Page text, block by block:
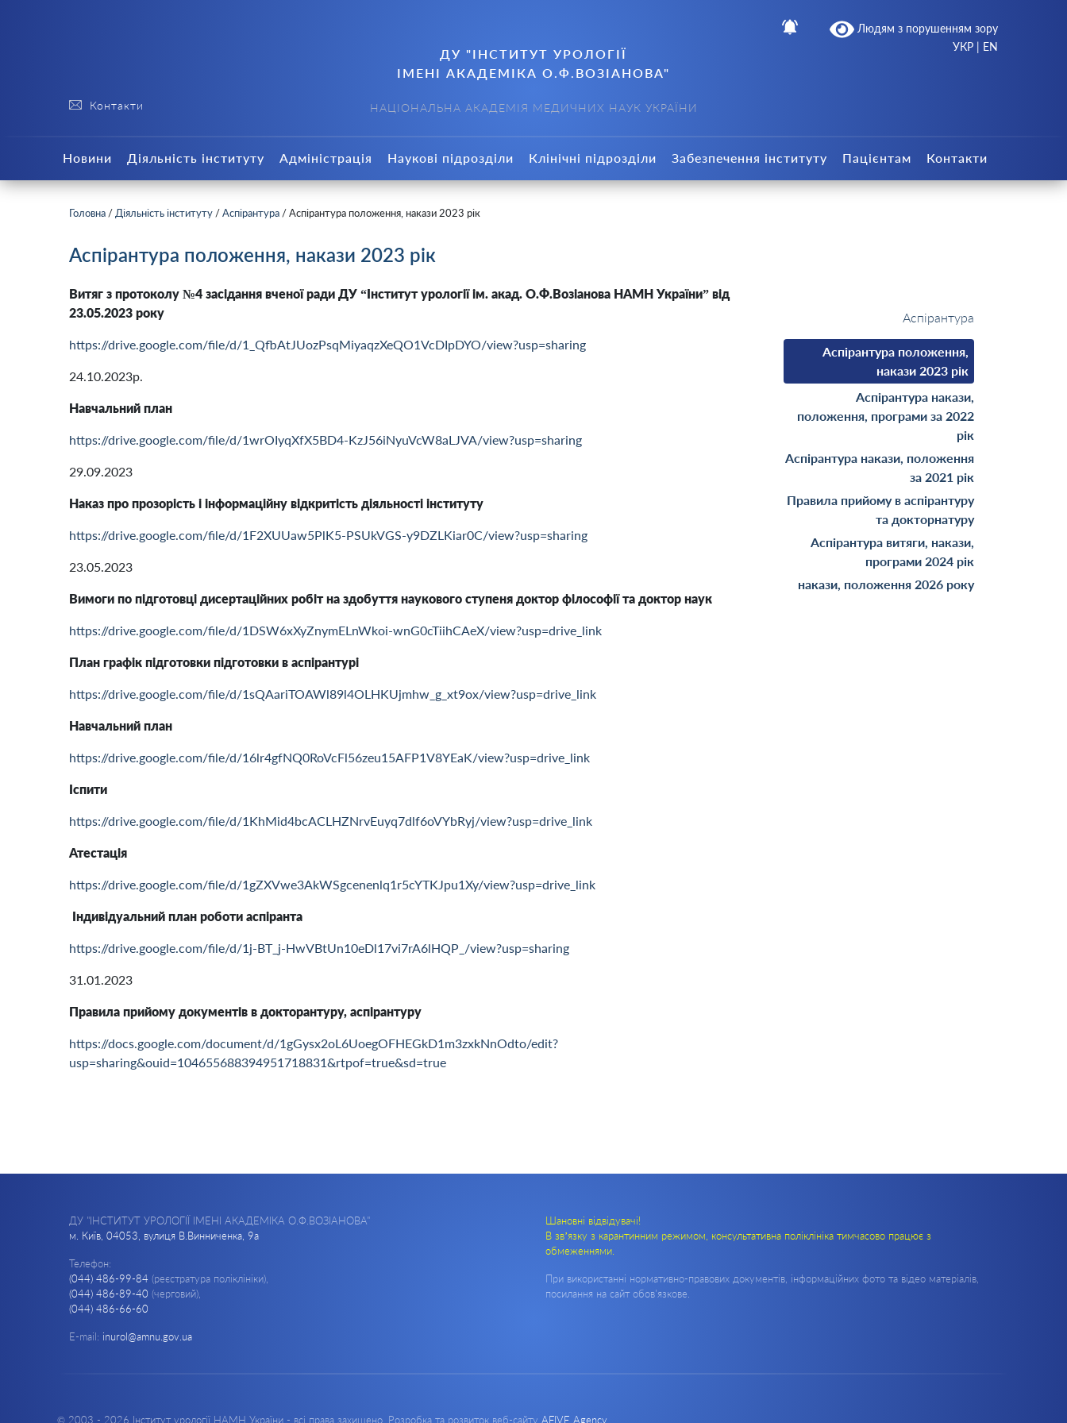
Людям з порушенням зору
Контакти
ДУ "ІНСТИТУТ УРОЛОГІЇ
ІМЕНІ АКАДЕМІКА О.Ф.ВОЗІАНОВА"
НАЦІОНАЛЬНА АКАДЕМІЯ МЕДИЧНИХ НАУК УКРАЇНИ
УКР | EN
Новини Діяльність інституту Адміністрація Наукові підрозділи Клінічні підрозділи Забезпечення інституту Пацієнтам Контакти
Головна / Діяльність інституту /Аспірантура /Аспірантура положення, накази 2023 рік
Аспірантура положення, накази 2023 рік
Витяг з протоколу №4 засідання вченої ради ДУ “Інститут урології ім. акад. О.Ф.Возіанова НАМН України” від
23.05.2023 року
https://drive.google.com/file/d/1_QfbAtJUozPsqMiyaqzXeQO1VcDIpDYO/view?usp=sharing
24.10.2023р.
Навчальний план
https://drive.google.com/file/d/1wrOIyqXfX5BD4-KzJ56iNyuVcW8aLJVA/view?usp=sharing
29.09.2023
Наказ про прозорість і інформаційну відкритість діяльності інституту
https://drive.google.com/file/d/1F2XUUaw5PlK5-PSUkVGS-y9DZLKiar0C/view?usp=sharing
23.05.2023
Вимоги по підготовці дисертаційних робіт на здобуття наукового ступеня доктор філософії та доктор наук
https://drive.google.com/file/d/1DSW6xXyZnymELnWkoi-wnG0cTiihCAeX/view?usp=drive_link
План графік підготовки підготовки в аспірантурі
https://drive.google.com/file/d/1sQAariTOAWl89l4OLHKUjmhw_g_xt9ox/view?usp=drive_link
Навчальний план
https://drive.google.com/file/d/16lr4gfNQ0RoVcFl56zeu15AFP1V8YEaK/view?usp=drive_link
Іспити
https://drive.google.com/file/d/1KhMid4bcACLHZNrvEuyq7dlf6oVYbRyj/view?usp=drive_link
Атестація
https://drive.google.com/file/d/1gZXVwe3AkWSgcenenlq1r5cYTKJpu1Xy/view?usp=drive_link
Індивідуальний план роботи аспіранта
https://drive.google.com/file/d/1j-BT_j-HwVBtUn10eDl17vi7rA6lHQP_/view?usp=sharing
31.01.2023
Правила прийому документів в докторантуру, аспірантуру
https://docs.google.com/document/d/1gGysx2oL6UoegOFHEGkD1m3zxkNnOdto/edit?
usp=sharing&ouid=104655688394951718831&rtpof=true&sd=true
Аспірантура
Аспірантура положення,
накази 2023 рік
Аспірантура накази,
положення, програми за 2022
рік
Аспірантура накази, положення
за 2021 рік
Правила прийому в аспірантуру
та докторнатуру
Аспірантура витяги, накази,
програми 2024 рік
накази, положення 2026 року
ДУ "ІНСТИТУТ УРОЛОГІЇ ІМЕНІ АКАДЕМІКА О.Ф.ВОЗІАНОВА"
м. Київ, 04053, вулиця В.Винниченка, 9а
Телефон:
(044) 486-99-84 (реєстратура поліклініки),
(044) 486-89-40 (черговий),
(044) 486-66-60
E-mail: inurol@amnu.gov.ua
Шановні відвідувачі!
В зв’язку з карантинним режимом, консультативна поліклініка тимчасово працює з
обмеженнями.
При використанні нормативно-правових документів, інформаційних фото та відео матеріалів,
посилання на сайт обов'язкове.
© 2003 - 2026 Інститут урології НАМН України - всі права захищено. Розробка та розвиток веб-сайту AFIVE Agency